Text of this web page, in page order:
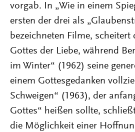
vorgab. In „Wie in einem
ersten der drei als
bezeichneten Filme, scheitert
Gottes der Liebe, während
im Winter“ (1962) seine
einem Gottesgedanken
Schweigen“ (1963), der
Gottes“ heißen sollte,
die Möglichkeit einer